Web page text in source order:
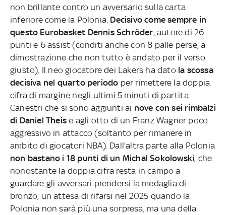
non brillante contro un avversario sulla carta
inferiore come la Polonia. Decisivo come sempre in
questo Eurobasket Dennis Schröder, autore di 26
punti e 6 assist (conditi anche con 8 palle perse, a
dimostrazione che non tutto è andato per il verso
giusto). Il neo giocatore dei Lakers ha dato la scossa
decisiva nel quarto periodo per rimettere la doppia
cifra di margine negli ultimi 5 minuti di partita.
Canestri che si sono aggiunti ai nove con sei rimbalzi
di Daniel Theise agli otto di un Franz Wagner poco
aggressivo in attacco (soltanto per rimanere in
ambito di giocatori NBA). Dall’altra parte alla Polonia
non bastano i 18 punti di un Michal Sokolowski, che
nonostante la doppia cifra resta in campo a
guardare gli avversari prendersi la medaglia di
bronzo, un attesa di rifarsi nel 2025 quando la
Polonia non sarà più una sorpresa, ma una della